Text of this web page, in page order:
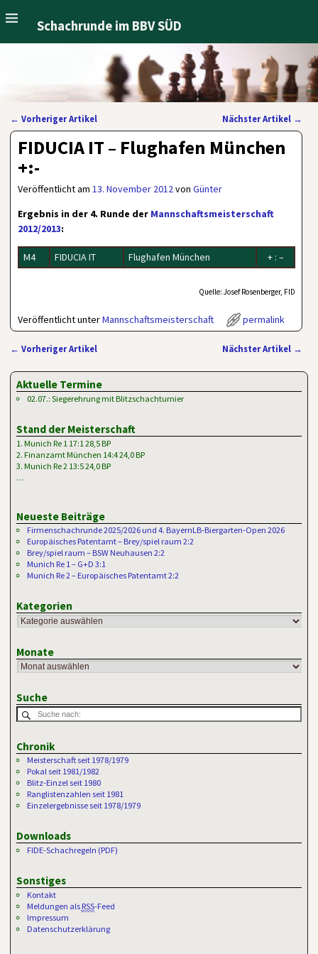
Schachrunde im BBV SÜD
Artikelnavigation
← Vorheriger Artikel Nächster Artikel →
FIDUCIA IT – Flughafen München
+:-
Veröffentlicht am13. November 2012vonGünter
Ergebnis in der 4. Runde der Mannschaftsmeisterschaft
2012/2013:
M4 FIDUCIA IT Flughafen München + : –
Quelle: Josef Rosenberger, FID
Veröffentlicht unterMannschaftsmeisterschaft permalink
← Vorheriger Artikel Nächster Artikel →
Aktuelle Termine
02.07.: Siegerehrung mit Blitzschachturnier
Stand der Meisterschaft
1. Munich Re 1 17:1 28,5 BP
2. Finanzamt München 14:4 24,0 BP
3. Munich Re 2 13:5 24,0 BP
…
Neueste Beiträge
Firmenschachrunde 2025/2026 und 4. BayernLB-Biergarten-Open 2026
Europäisches Patentamt – Brey/spiel raum 2:2
Brey/spiel raum – BSW Neuhausen 2:2
Munich Re 1 – G+D 3:1
Munich Re 2 – Europäisches Patentamt 2:2
Kategorien
Monate
Suche
Chronik
Meisterschaft seit 1978/1979
Pokal seit 1981/1982
Blitz-Einzel seit 1980
Ranglistenzahlen seit 1981
Einzelergebnisse seit 1978/1979
Downloads
FIDE-Schachregeln (PDF)
Sonstiges
Kontakt
Meldungen als RSS-Feed
Impressum
Datenschutzerklärung